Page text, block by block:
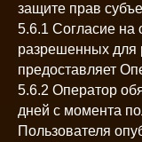
защите прав
5.6.1 Согласие на
разрешенных для
предоставляет
5.6.2 Оператор
дней с момента
Пользователя